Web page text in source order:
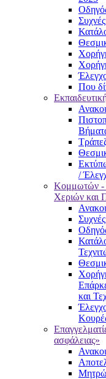
Που
/
Κομμωτών -
Χεριών και
και
ασφάλειας»